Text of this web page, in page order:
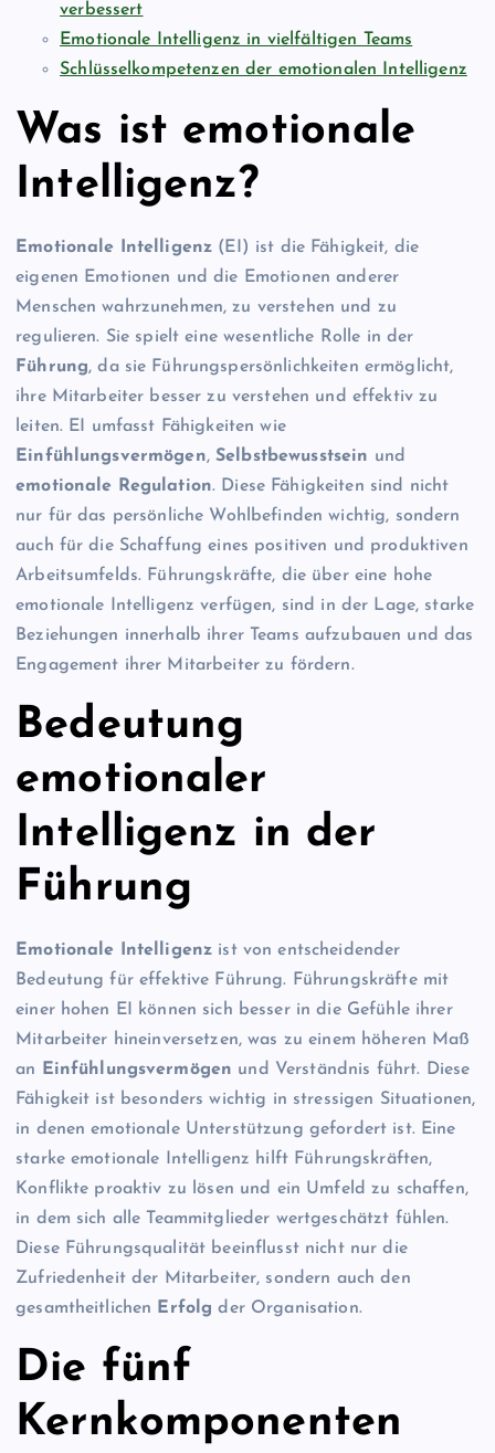
verbessert
Emotionale Intelligenz in vielfältigen Teams
Schlüsselkompetenzen der emotionalen Intelligenz
Was ist emotionale
Intelligenz?
Emotionale Intelligenz (EI) ist die Fähigkeit, die
eigenen Emotionen und die Emotionen anderer
Menschen wahrzunehmen, zu verstehen und zu
regulieren. Sie spielt eine wesentliche Rolle in der
Führung, da sie Führungspersönlichkeiten ermöglicht,
ihre Mitarbeiter besser zu verstehen und effektiv zu
leiten. EI umfasst Fähigkeiten wie
Einfühlungsvermögen,Selbstbewusstsein und
emotionale Regulation. Diese Fähigkeiten sind nicht
nur für das persönliche Wohlbefinden wichtig, sondern
auch für die Schaffung eines positiven und produktiven
Arbeitsumfelds. Führungskräfte, die über eine hohe
emotionale Intelligenz verfügen, sind in der Lage, starke
Beziehungen innerhalb ihrer Teams aufzubauen und das
Engagement ihrer Mitarbeiter zu fördern.
Bedeutung
emotionaler
Intelligenz in der
Führung
Emotionale Intelligenz ist von entscheidender
Bedeutung für effektive Führung. Führungskräfte mit
einer hohen EI können sich besser in die Gefühle ihrer
Mitarbeiter hineinversetzen, was zu einem höheren Maß
an
Einfühlungsvermögen und Verständnis führt. Diese
Fähigkeit ist besonders wichtig in stressigen Situationen,
in denen emotionale Unterstützung gefordert ist. Eine
starke emotionale Intelligenz hilft Führungskräften,
Konflikte proaktiv zu lösen und ein Umfeld zu schaffen,
in dem sich alle Teammitglieder wertgeschätzt fühlen.
Diese Führungsqualität beeinflusst nicht nur die
Zufriedenheit der Mitarbeiter, sondern auch den
gesamtheitlichen
Erfolg der Organisation.
Die fünf
Kernkomponenten